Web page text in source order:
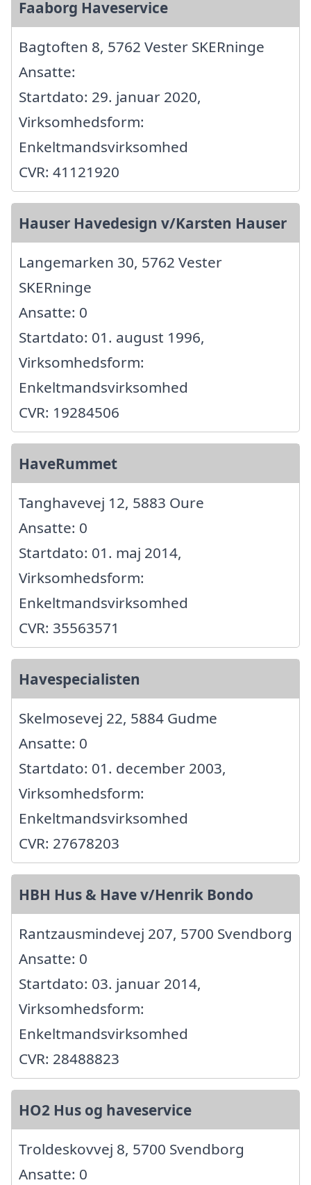
Faaborg Haveservice
Bagtoften 8, 5762 Vester SKERninge
Ansatte:
Startdato: 29. januar 2020,
Virksomhedsform:
Enkeltmandsvirksomhed
CVR: 41121920
Hauser Havedesign v/Karsten Hauser
Langemarken 30, 5762 Vester
SKERninge
Ansatte: 0
Startdato: 01. august 1996,
Virksomhedsform:
Enkeltmandsvirksomhed
CVR: 19284506
HaveRummet
Tanghavevej 12, 5883 Oure
Ansatte: 0
Startdato: 01. maj 2014,
Virksomhedsform:
Enkeltmandsvirksomhed
CVR: 35563571
Havespecialisten
Skelmosevej 22, 5884 Gudme
Ansatte: 0
Startdato: 01. december 2003,
Virksomhedsform:
Enkeltmandsvirksomhed
CVR: 27678203
HBH Hus & Have v/Henrik Bondo
Rantzausmindevej 207, 5700 Svendborg
Ansatte: 0
Startdato: 03. januar 2014,
Virksomhedsform:
Enkeltmandsvirksomhed
CVR: 28488823
HO2 Hus og haveservice
Troldeskovvej 8, 5700 Svendborg
Ansatte: 0